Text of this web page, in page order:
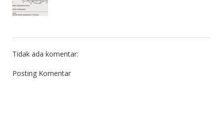
Tidak ada komentar:
Posting Komentar